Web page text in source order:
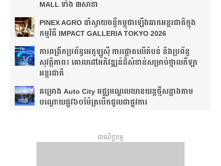
MALL ទាំង ៣សាខា
PINEX AGRO នាំ​ស្វាយចន្ទី​កម្ពុជា​ឡើង​ឆាក​អន្តរជាតិ​​ក្នុង​
កម្មវិធី​ IMPACT GALLERIA TOKYO 2026
ការពង្រីកប្រព័ន្ធអេកូឡូស៊ី ការផ្តោតលើតំបន់ និងប្រព័ន្ធ
សុវត្ថិភាព៖ គោលដៅអភិវឌ្ឍន៍ដ៏សំខាន់សម្រាប់ថ្នាលកីឡា
អន្តរជាតិ
គម្រោង Auto City មជ្ឈមណ្ឌលយានយន្តថ្មីសន្លាង​តាម
បណ្តោយផ្លូវ​​៦០ម៉ែត្រ​បើកជួលជាផ្លូវការ
ពាណិជ្ជកម្ម